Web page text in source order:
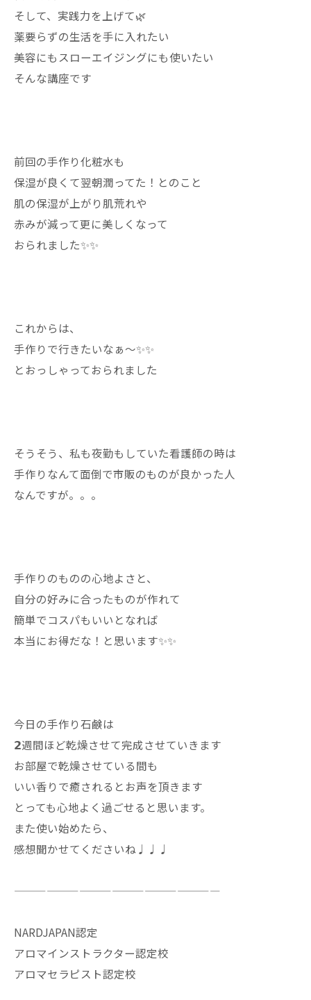
そして、実践力を上げて🌿
薬要らずの生活を手に入れたい
美容にもスローエイジングにも使いたい
そんな講座です
前回の手作り化粧水も
保湿が良くて翌朝潤ってた！とのこと
肌の保湿が上がり肌荒れや
赤みが減って更に美しくなって
おられました✨✨
これからは、
手作りで行きたいなぁ〜✨✨
とおっしゃっておられました
そうそう、私も夜勤もしていた看護師の時は
手作りなんて面倒で市販のものが良かった人
なんですが。。。
手作りのものの心地よさと、
自分の好みに合ったものが作れて
簡単でコスパもいいとなれば
本当にお得だな！と思います✨✨
今日の手作り石鹸は
𝟮週間ほど乾燥させて完成させていきます
お部屋で乾燥させている間も
いい香りで癒されるとお声を頂きます
とっても心地よく過ごせると思います。
また使い始めたら、
感想聞かせてくださいね♩♩♩
———————————————————
NARDJAPAN認定
アロマインストラクター認定校
アロマセラピスト認定校